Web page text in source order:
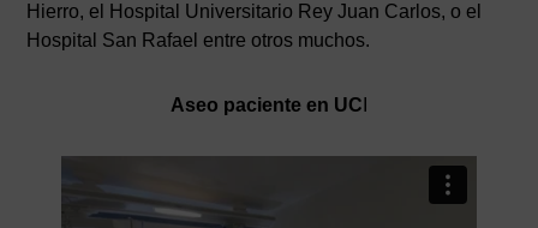
Hierro, el Hospital Universitario Rey Juan Carlos, o el
Hospital San Rafael entre otros muchos.
Aseo paciente en UC